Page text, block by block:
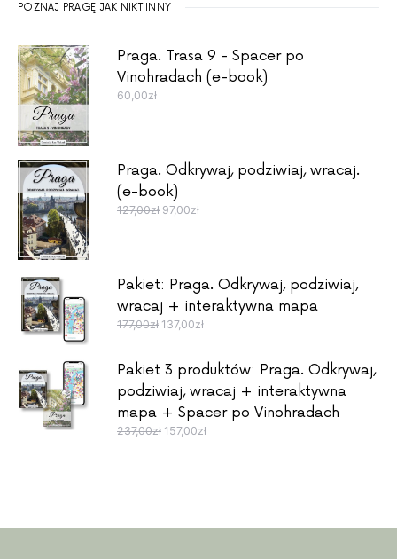
POZNAJ PRAGĘ JAK NIKT INNY
Praga. Trasa 9 - Spacer po
Vinohradach (e-book)
60,00zł
Praga. Odkrywaj, podziwiaj, wracaj.
(e-book)
127,00zł Pierwotna cena wynosiła: 127,00zł.
97,00złAktualna cena wynosi: 97,00zł.
Pakiet: Praga. Odkrywaj, podziwiaj,
wracaj + interaktywna mapa
177,00zł Pierwotna cena wynosiła: 177,00zł.
137,00złAktualna cena wynosi: 137,00zł.
Pakiet 3 produktów: Praga. Odkrywaj,
podziwiaj, wracaj + interaktywna
mapa + Spacer po Vinohradach
237,00zł Pierwotna cena wynosiła: 237,00zł.
157,00złAktualna cena wynosi: 157,00zł.